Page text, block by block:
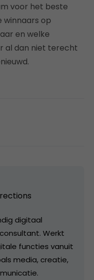
voor het beste
winnaars op
en welke
al dan niet terecht
digitaal
Werkt
functies vanuit
media, creatie,